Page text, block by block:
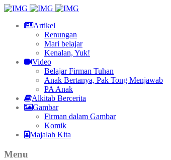
Artikel
Renungan
Mari belajar
Kenalan, Yuk!
Video
Belajar Firman Tuhan
Anak Bertanya, Pak Tong Menjawab
PA Anak
Alkitab Bercerita
Gambar
Firman dalam Gambar
Komik
Majalah Kita
Menu